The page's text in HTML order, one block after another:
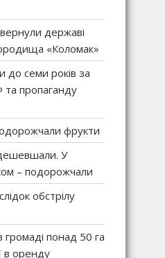
державі
«Коломак»
до семи років за
та пропаганду
фрукти
У
– подорожчали
обстрілу
понад 50 га
в оренду